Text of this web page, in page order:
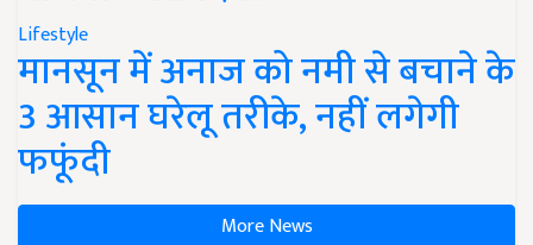
Lifestyle
मानसून में अनाज को नमी से बचाने के
3 आसान घरेलू तरीके, नहीं लगेगी
फफूंदी
More News